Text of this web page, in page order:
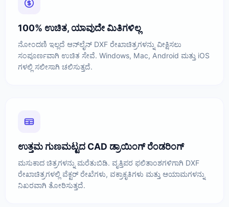
100% ಉಚಿತ, ಯಾವುದೇ ಮಿತಿಗಳಿಲ್ಲ
ನೋಂದಣಿ ಇಲ್ಲದೆ ಆನ್‌ಲೈನ್ DXF ರೇಖಾಚಿತ್ರಗಳನ್ನು ವೀಕ್ಷಿಸಲು
ಸಂಪೂರ್ಣವಾಗಿ ಉಚಿತ ಸೇವೆ. Windows, Mac, Android ಮತ್ತು iOS
ಗಳಲ್ಲಿ ಸಲೀಸಾಗಿ ಚಲಿಸುತ್ತದೆ.
ಉತ್ತಮ ಗುಣಮಟ್ಟದ CAD ಡ್ರಾಯಿಂಗ್ ರೆಂಡರಿಂಗ್
ಮಸುಕಾದ ಚಿತ್ರಗಳನ್ನು ಮರೆತುಬಿಡಿ. ವೃತ್ತಿಪರ ಫಲಿತಾಂಶಗಳಿಗಾಗಿ DXF
ರೇಖಾಚಿತ್ರಗಳಲ್ಲಿ ವೆಕ್ಟರ್ ರೇಖೆಗಳು, ವಕ್ರಾಕೃತಿಗಳು ಮತ್ತು ಆಯಾಮಗಳನ್ನು
ನಿಖರವಾಗಿ ತೋರಿಸುತ್ತದೆ.